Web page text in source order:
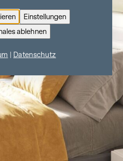
Einstellungen
ablehnen
Datenschutz